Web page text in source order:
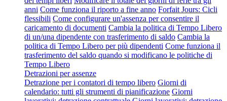
anni Come funziona il riporto a fine anno Forfait Jours: Cicli
flessibili Come configurare un'assenza per consentire il
caricamento di documenti Cambia la politica di Tempo Libero
di un/una dipendente con trasferimento di saldo Cambia la
politica di Tempo Libero per più dipendenti Come funziona il
trasferimento del saldo quando si modificano le politiche di
Tempo Libero
Detrazioni per assenze
Detrazione per i contatori di tempo libero Giorni di
calendario: tutti gli strumenti di pianificazione Giorni